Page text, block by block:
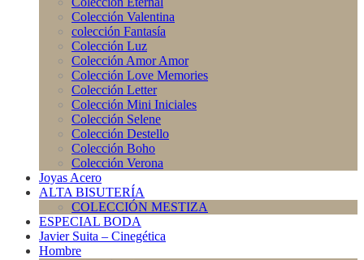
Colección Valentina
colección Fantasía
Colección Luz
Colección Amor Amor
Colección Love Memories
Colección Letter
Colección Mini Iniciales
Colección Selene
Colección Destello
Colección Boho
Colección Verona
Joyas Acero
ALTA BISUTERÍA
COLECCIÓN MESTIZA
ESPECIAL BODA
Javier Suita – Cinegética
Hombre